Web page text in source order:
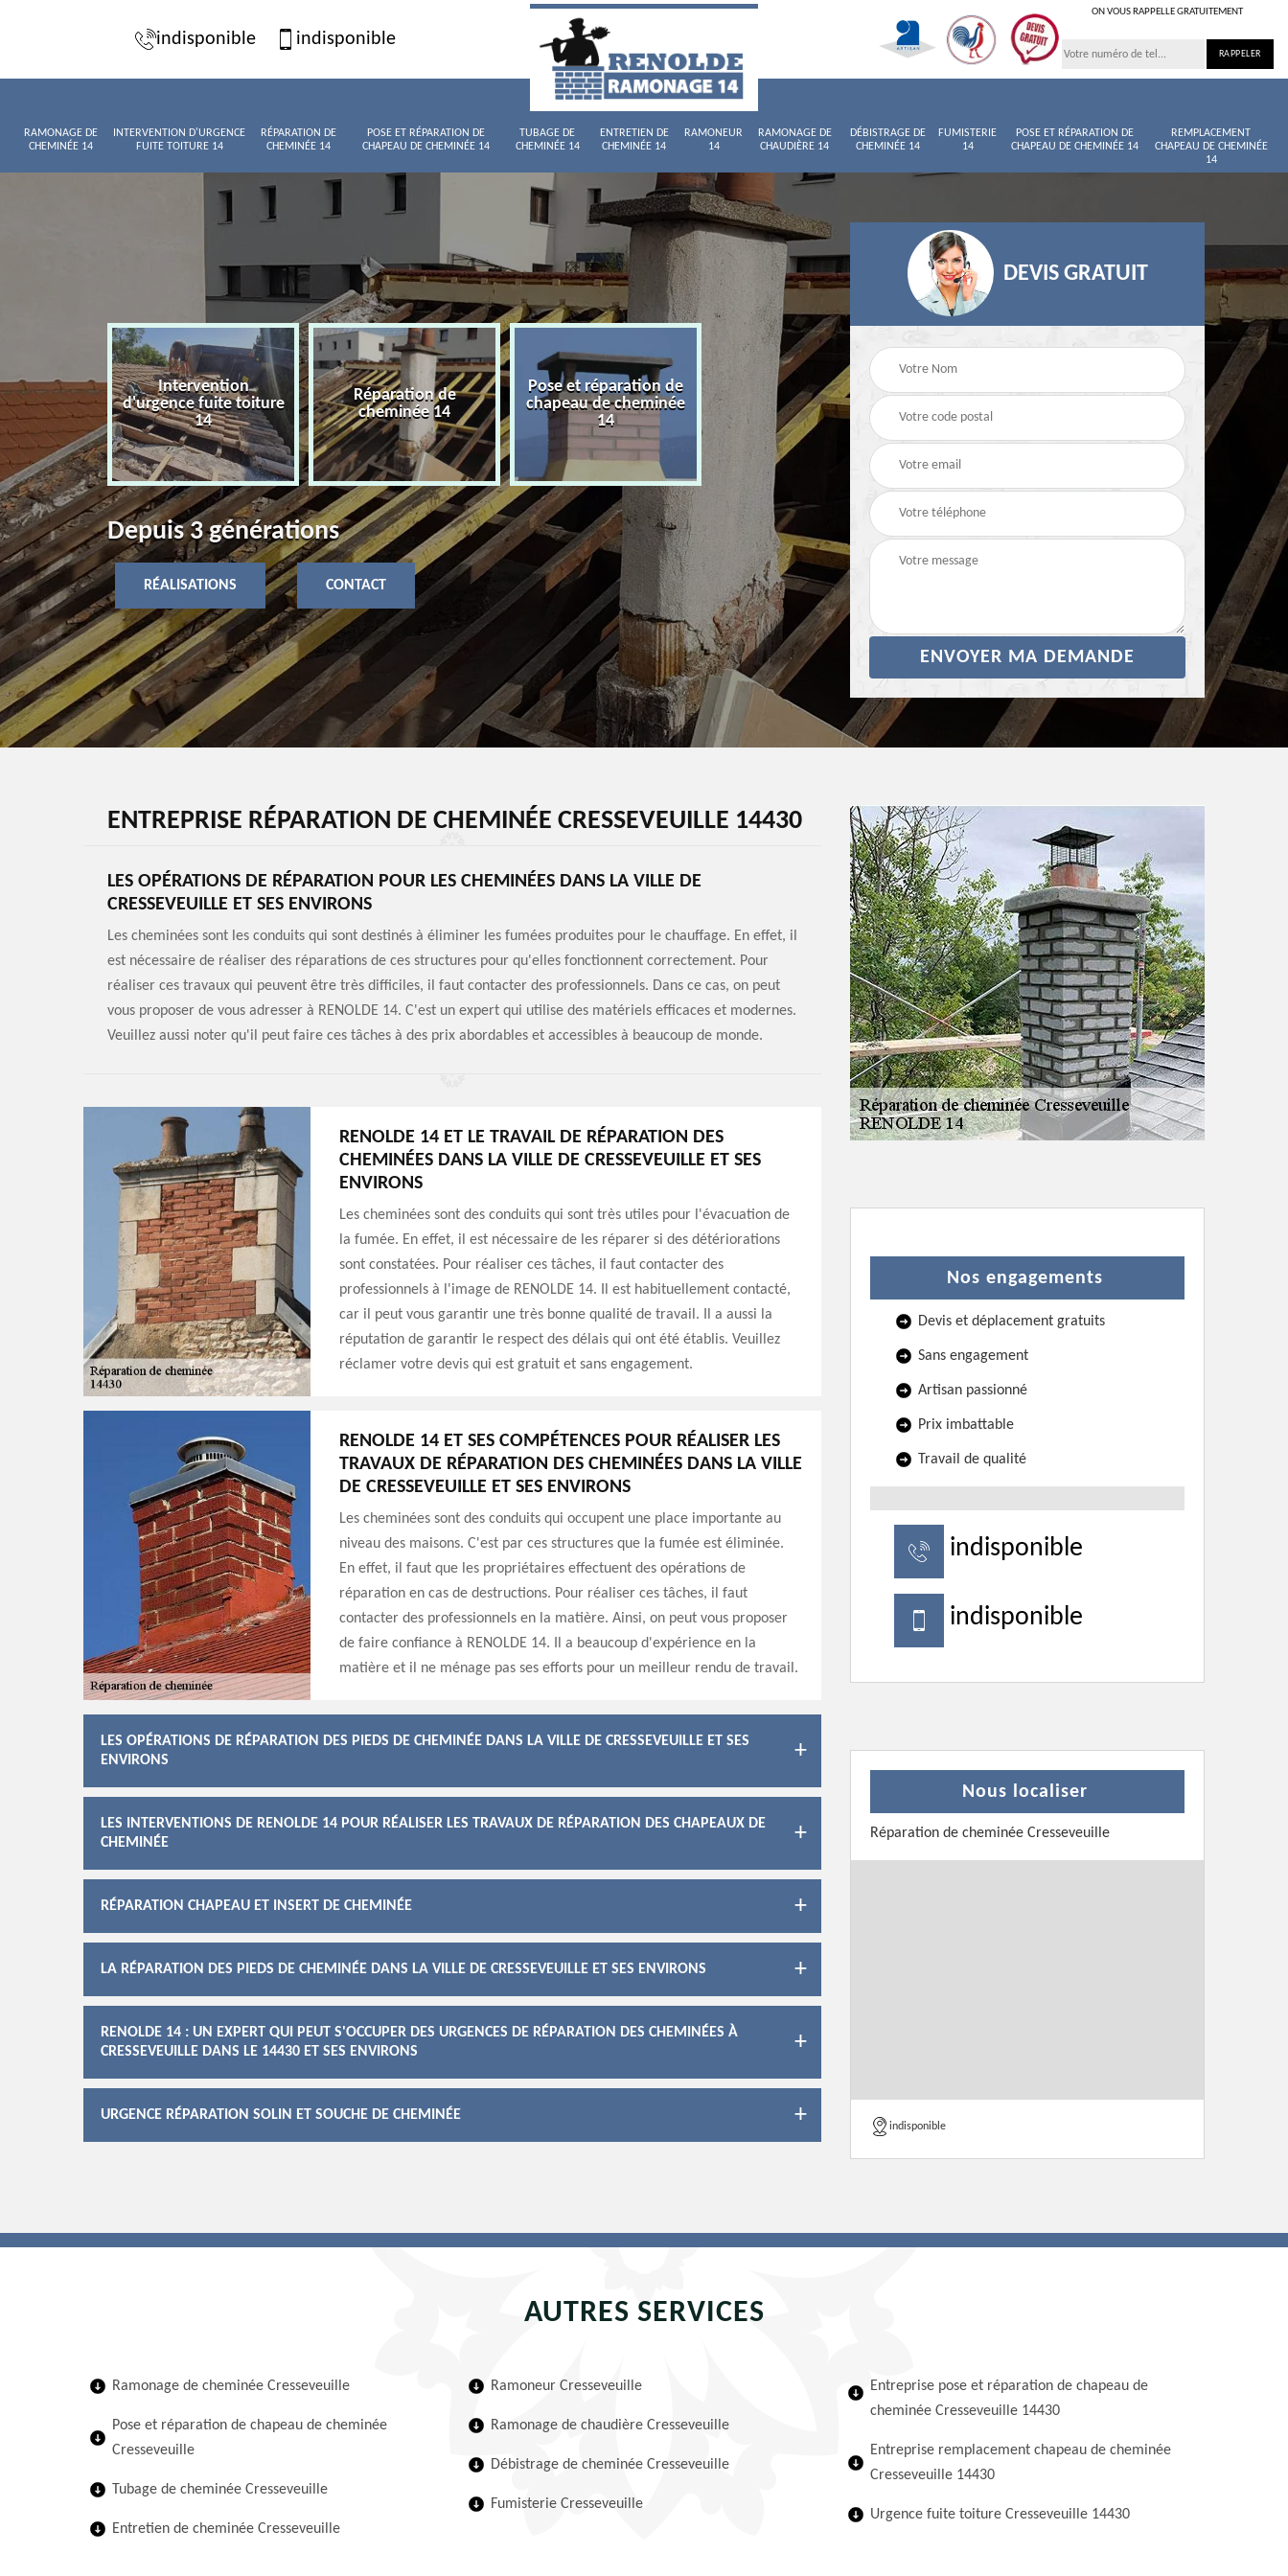
indisponible indisponible
ON VOUS RAPPELLE GRATUITEMENT
RAMONAGE DE
CHEMINÉE 14
INTERVENTION D'URGENCE
FUITE TOITURE 14
RÉPARATION DE
CHEMINÉE 14
POSE ET RÉPARATION DE
CHAPEAU DE CHEMINÉE 14
TUBAGE DE
CHEMINÉE 14
ENTRETIEN DE
CHEMINÉE 14
RAMONEUR
14
RAMONAGE DE
CHAUDIÈRE 14
DÉBISTRAGE DE
CHEMINÉE 14
FUMISTERIE
14
POSE ET RÉPARATION DE
CHAPEAU DE CHEMINÉE 14
REMPLACEMENT
CHAPEAU DE CHEMINÉE
14
de
14
Intervention
d'urgence fuite toiture
14
Réparation de
cheminée 14
Pose et réparation de
chapeau de cheminée
14
Tubage de cheminée
14
Entretien de cheminée
Ramoneur 14
Depuis 3 générations
RÉALISATIONS CONTACT
DEVIS GRATUIT
ENTREPRISE RÉPARATION DE CHEMINÉE CRESSEVEUILLE 14430
LES OPÉRATIONS DE RÉPARATION POUR LES CHEMINÉES DANS LA VILLE DE
CRESSEVEUILLE ET SES ENVIRONS
Les cheminées sont les conduits qui sont destinés à éliminer les fumées produites pour le chauffage. En effet, il
est nécessaire de réaliser des réparations de ces structures pour qu'elles fonctionnent correctement. Pour
réaliser ces travaux qui peuvent être très difficiles, il faut contacter des professionnels. Dans ce cas, on peut
vous proposer de vous adresser à RENOLDE 14. C'est un expert qui utilise des matériels efficaces et modernes.
Veuillez aussi noter qu'il peut faire ces tâches à des prix abordables et accessibles à beaucoup de monde.
RENOLDE 14 ET LE TRAVAIL DE RÉPARATION DES
CHEMINÉES DANS LA VILLE DE CRESSEVEUILLE ET SES
ENVIRONS
Les cheminées sont des conduits qui sont très utiles pour l'évacuation de
la fumée. En effet, il est nécessaire de les réparer si des détériorations
sont constatées. Pour réaliser ces tâches, il faut contacter des
professionnels à l'image de RENOLDE 14. Il est habituellement contacté,
car il peut vous garantir une très bonne qualité de travail. Il a aussi la
réputation de garantir le respect des délais qui ont été établis. Veuillez
réclamer votre devis qui est gratuit et sans engagement.
RENOLDE 14 ET SES COMPÉTENCES POUR RÉALISER LES
TRAVAUX DE RÉPARATION DES CHEMINÉES DANS LA VILLE
DE CRESSEVEUILLE ET SES ENVIRONS
Les cheminées sont des conduits qui occupent une place importante au
niveau des maisons. C'est par ces structures que la fumée est éliminée.
En effet, il faut que les propriétaires effectuent des opérations de
réparation en cas de destructions. Pour réaliser ces tâches, il faut
contacter des professionnels en la matière. Ainsi, on peut vous proposer
de faire confiance à RENOLDE 14. Il a beaucoup d'expérience en la
matière et il ne ménage pas ses efforts pour un meilleur rendu de travail.
LES OPÉRATIONS DE RÉPARATION DES PIEDS DE CHEMINÉE DANS LA VILLE DE CRESSEVEUILLE ET SES
ENVIRONS
LES INTERVENTIONS DE RENOLDE 14 POUR RÉALISER LES TRAVAUX DE RÉPARATION DES CHAPEAUX DE
CHEMINÉE
RÉPARATION CHAPEAU ET INSERT DE CHEMINÉE
LA RÉPARATION DES PIEDS DE CHEMINÉE DANS LA VILLE DE CRESSEVEUILLE ET SES ENVIRONS
RENOLDE 14 : UN EXPERT QUI PEUT S'OCCUPER DES URGENCES DE RÉPARATION DES CHEMINÉES À
CRESSEVEUILLE DANS LE 14430 ET SES ENVIRONS
URGENCE RÉPARATION SOLIN ET SOUCHE DE CHEMINÉE
Nos engagements
Devis et déplacement gratuits
Sans engagement
Artisan passionné
Prix imbattable
Travail de qualité
indisponible
indisponible
Nous localiser
Réparation de cheminée Cresseveuille
indisponible
AUTRES SERVICES
Ramonage de cheminée Cresseveuille
Pose et réparation de chapeau de cheminée
Cresseveuille
Tubage de cheminée Cresseveuille
Entretien de cheminée Cresseveuille
Ramoneur Cresseveuille
Ramonage de chaudière Cresseveuille
Débistrage de cheminée Cresseveuille
Fumisterie Cresseveuille
Entreprise pose et réparation de chapeau de
cheminée Cresseveuille 14430
Entreprise remplacement chapeau de cheminée
Cresseveuille 14430
Urgence fuite toiture Cresseveuille 14430